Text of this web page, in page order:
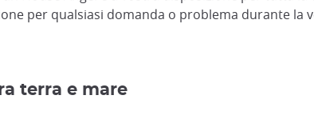
per qualsiasi domanda o problema durante la
terra e mare